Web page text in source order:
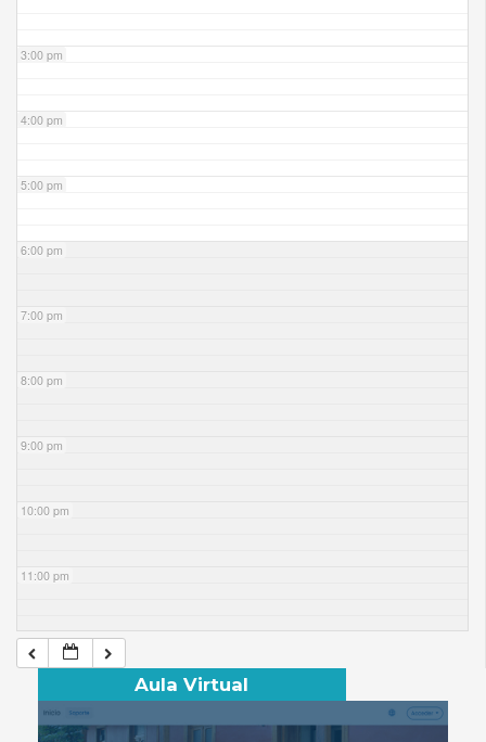
3:00 pm
4:00 pm
5:00 pm
6:00 pm
7:00 pm
8:00 pm
9:00 pm
10:00 pm
11:00 pm
Aula Virtual